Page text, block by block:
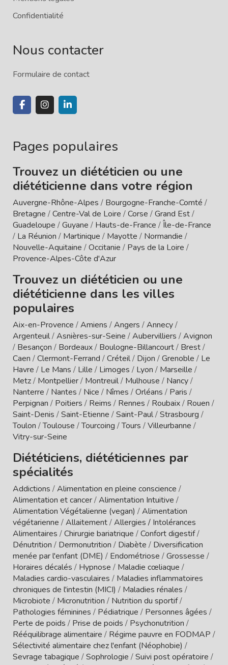
Confidentialité
Nous contacter
Formulaire de contact
Pages populaires
Trouvez un diététicien ou une
diététicienne dans votre région
Auvergne-Rhône-Alpes / Bourgogne-Franche-Comté /
Bretagne /Centre-Val de Loire /Corse /Grand Est/
Guadeloupe /Guyane / Hauts-de-France /Île-de-France
/ La Réunion / Martinique / Mayotte / Normandie /
Nouvelle-Aquitaine /Occitanie / Pays de la Loire /
Provence-Alpes-Côte d'Azur
Trouvez un diététicien ou une
diététicienne dans les villes
populaires
Aix-en-Provence /Amiens /Angers /Annecy/
Argenteuil/Asnières-sur-Seine /Aubervilliers /Avignon
/ Besançon / Bordeaux/ Boulogne-Billancourt/ Brest/
Caen /Clermont-Ferrand /Créteil/ Dijon /Grenoble / Le
Havre / Le Mans / Lille / Limoges / Lyon / Marseille /
Metz/ Montpellier/ Montreuil/ Mulhouse / Nancy/
Nanterre / Nantes / Nice / Nîmes /Orléans / Paris /
Perpignan / Poitiers / Reims / Rennes / Roubaix/ Rouen /
Saint-Denis /Saint-Etienne /Saint-Paul/Strasbourg /
Toulon /Toulouse /Tourcoing /Tours /Villeurbanne /
Vitry-sur-Seine
Diététiciens, diététiciennes par
spécialités
Addictions /Alimentation en pleine conscience /
Alimentation et cancer/Alimentation Intuitive /
Alimentation Végétalienne (vegan) /Alimentation
végétarienne /Allaitement/Allergies / Intolérances
Alimentaires /Chirurgie bariatrique /Confort digestif/
Dénutrition / Dermonutrition / Diabète / Diversification
menée par l'enfant (DME) / Endométriose /Grossesse /
Horaires décalés / Hypnose / Maladie cœliaque /
Maladies cardio-vasculaires / Maladies inflammatoires
chroniques de l'intestin (MICI) / Maladies rénales /
Microbiote / Micronutrition / Nutrition du sportif/
Pathologies féminines / Pédiatrique / Personnes âgées /
Perte de poids / Prise de poids / Psychonutrition /
Rééquilibrage alimentaire / Régime pauvre en FODMAP /
Sélectivité alimentaire chez l'enfant (Néophobie) /
Sevrage tabagique /Sophrologie /Suivi post opératoire /